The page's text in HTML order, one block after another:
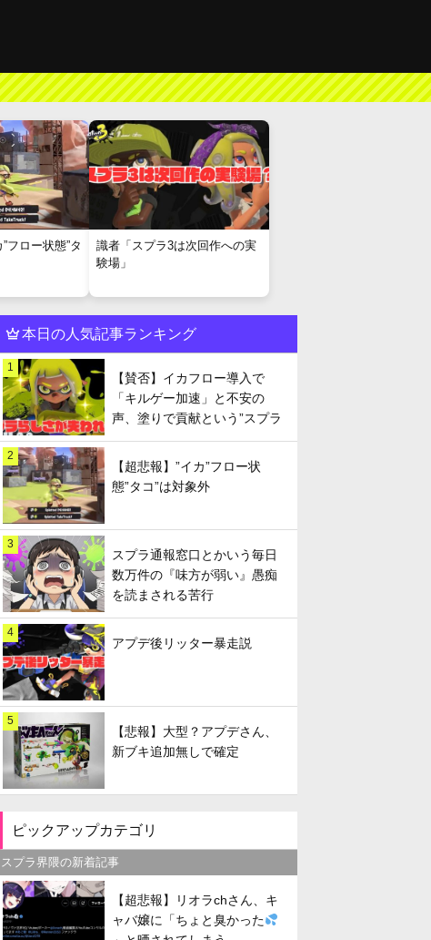
”フロー状態”タ
識者「スプラ3は次回作への実
験場」
本日の人気記事ランキング
1
【賛否】イカフロー導入で
「キルゲー加速」と不安の
声、塗りで貢献という”スプラ
らしさ”は失われてしまうのか
2
【超悲報】”イカ”フロー状
態”タコ”は対象外
3
スプラ通報窓口とかいう毎日
数万件の『味方が弱い』愚痴
を読まされる苦行
4
アプデ後リッター暴走説
5
【悲報】大型？アプデさん、
新ブキ追加無しで確定
ピックアップカテゴリ
スプラ界隈の新着記事
【超悲報】リオラchさん、キ
ャバ嬢に「ちょと臭かった